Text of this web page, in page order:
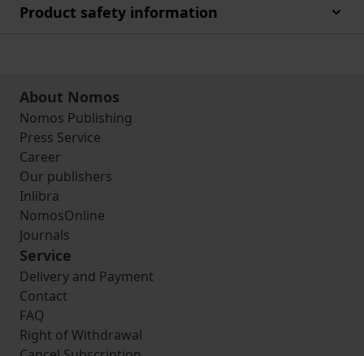
Product safety information
About Nomos
Nomos Publishing
Press Service
Career
Our publishers
Inlibra
NomosOnline
Journals
Service
Delivery and Payment
Contact
FAQ
Right of Withdrawal